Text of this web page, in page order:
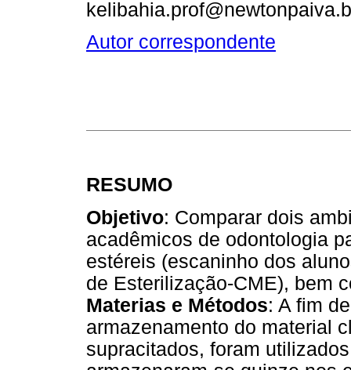
Autor correspondente
RESUMO
Objetivo: Comparar dois
acadêmicos de odontologia
estéreis (escaninho dos
de Esterilização-CME), bem
Materias e Métodos: A fim
armazenamento do material
supracitados, foram